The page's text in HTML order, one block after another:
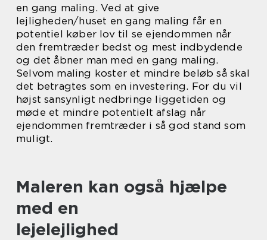
en gang maling. Ved at give
lejligheden/huset en gang maling får en
potentiel køber lov til se ejendommen når
den fremtræder bedst og mest indbydende
og det åbner man med en gang maling.
Selvom maling koster et mindre beløb så skal
det betragtes som en investering. For du vil
højst sansynligt nedbringe liggetiden og
møde et mindre potentielt afslag når
ejendommen fremtræder i så god stand som
muligt.
Maleren kan også hjælpe
med en
lejelejlighed